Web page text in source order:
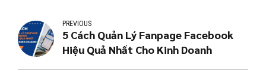
PREVIOUS
5 Cách Quản Lý Fanpage Facebook
Hiệu Quả Nhất Cho Kinh Doanh